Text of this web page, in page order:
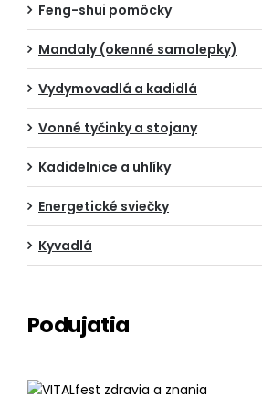
Feng-shui pomôcky
Mandaly (okenné samolepky)
Vydymovadlá a kadidlá
Vonné tyčinky a stojany
Kadidelnice a uhlíky
Energetické sviečky
Kyvadlá
Podujatia